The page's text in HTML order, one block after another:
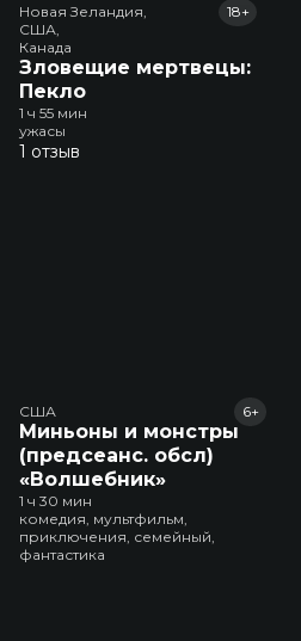
Новая Зеландия,
США,
Канада
Зловещие мертвецы:
Пекло
18+
1 ч 55 мин
ужасы
1 отзыв
США
Миньоны и монстры
(предсеанс. обсл)
«Волшебник»
6+
1 ч 30 мин
комедия, мультфильм,
приключения, семейный,
фантастика